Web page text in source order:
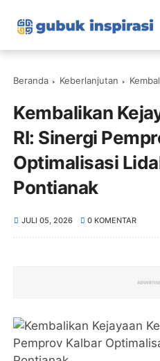
Beranda Keberlanjutan Kembalikan
Kembalikan
RI: Sinergi
Optimalisasi
Pontianak
JULI 05, 2026 0 KOMENTAR